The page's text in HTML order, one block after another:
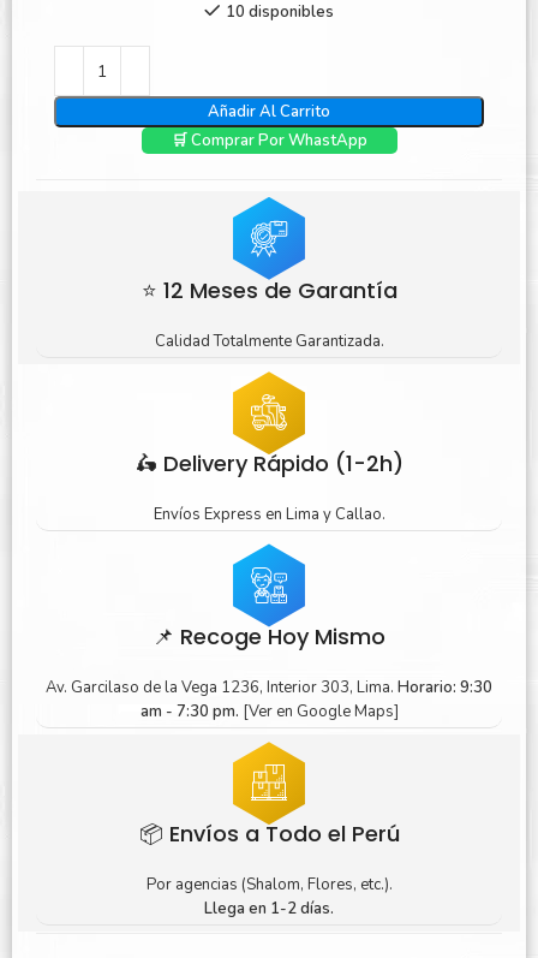
10 disponibles
Añadir Al Carrito
🛒 Comprar Por WhastApp
⭐ 12 Meses de Garantía
Calidad Totalmente Garantizada.
🛵 Delivery Rápido (1-2h)
Envíos Express en Lima y Callao.
📌 Recoge Hoy Mismo
Av. Garcilaso de la Vega 1236, Interior 303, Lima. Horario: 9:30
am - 7:30 pm. [Ver en Google Maps]
📦 Envíos a Todo el Perú
Por agencias (Shalom, Flores, etc.).
Llega en 1-2 días.